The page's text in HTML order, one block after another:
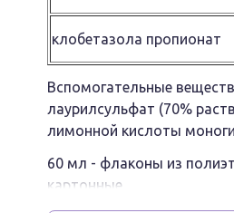
клобетазола пропионат
Вспомогательные
лаурилсульфат (70%
лимонной кислоты
60 мл - флаконы из
картонные.